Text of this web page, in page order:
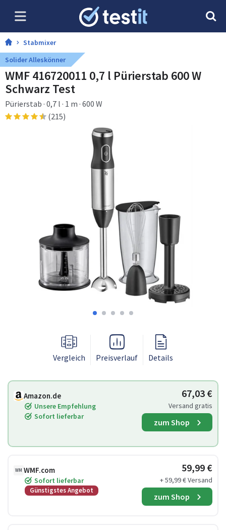
Stabmixer
Solider Alleskönner
WMF 416720011 0,7 l Pürierstab 600 W
Schwarz Test
Pürierstab · 0,7 l · 1 m · 600 W
(215)
Vergleich Preisverlauf Details
Amazon.de
Unsere Empfehlung
Sofort lieferbar
67,03 €
Versand gratis
zum Shop
WM WMF.com
Sofort lieferbar
Günstigstes Angebot
59,99 €
+ 59,99 € Versand
zum Shop